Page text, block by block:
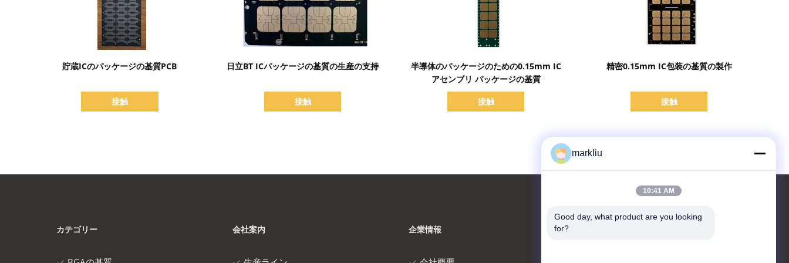
貯蔵ICのパッケージの基質PCB
接触
詳細を表示
日立BT ICパッケージの基質の生産の支持
接触
半導体のパッケージのための0.15mm IC
アセンブリ パッケージの基質
接触
精密0.15mm IC包装の基質の製作
接触
カテゴリー 会社案内 企業情報
markliu
10:41 AM
Good day, what product are you looking
for?